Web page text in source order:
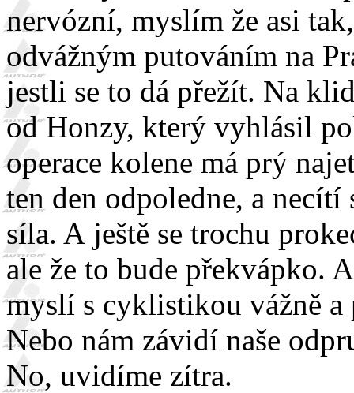
nervózní, myslím že asi
odvážným putováním na
jestli se to dá přežít. Na
od Honzy, který vyhlásil
operace kolene má prý
ten den odpoledne, a
síla. A ještě se trochu
ale že to bude překvápko.
myslí s cyklistikou vážně
Nebo nám závidí naše
No, uvidíme zítra.